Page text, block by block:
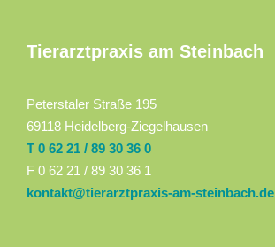
Tierarztpraxis am Steinbach
Peterstaler Straße 195
69118 Heidelberg-Ziegelhausen
T 0 62 21 / 89 30 36 0
F 0 62 21 / 89 30 36 1
kontakt@tierarztpraxis-am-steinbach.de